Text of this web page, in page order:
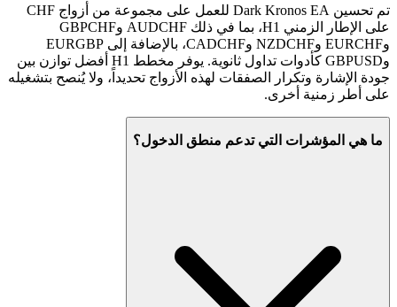
تم تحسين Dark Kronos EA للعمل على مجموعة من أزواج CHF
على الإطار الزمني H1، بما في ذلك AUDCHF وGBPCHF
وEURCHF وNZDCHF وCADCHF، بالإضافة إلى EURGBP
وGBPUSD كأدوات تداول ثانوية. يوفر مخطط H1 أفضل توازن بين
جودة الإشارة وتكرار الصفقات لهذه الأزواج تحديداً، ولا يُنصح بتشغيله
على أطر زمنية أخرى.
ما هي المؤشرات التي تدعم منطق الدخول؟